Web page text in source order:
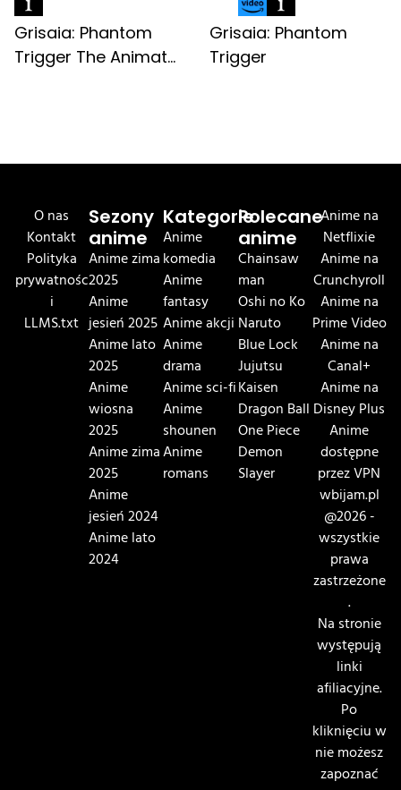
Grisaia: Phantom
Trigger The Animat...
Grisaia: Phantom
Trigger
O nas
Kontakt
Polityka
prywatnośc
i
LLMS.txt
Sezony
anime
Anime zima
2025
Anime
jesień 2025
Anime lato
2025
Anime
wiosna
2025
Anime zima
2025
Anime
jesień 2024
Anime lato
2024
Kategorie
Anime
komedia
Anime
fantasy
Anime akcji
Anime
drama
Anime sci-fi
Anime
shounen
Anime
romans
Polecane
anime
Chainsaw
man
Oshi no Ko
Naruto
Blue Lock
Jujutsu
Kaisen
Dragon Ball
One Piece
Demon
Slayer
Anime na
Netflixie
Anime na
Crunchyroll
Anime na
Prime Video
Anime na
Canal+
Anime na
Disney Plus
Anime
dostępne
przez VPN
wbijam.pl
@2026 -
wszystkie
prawa
zastrzeżone
.
Na stronie
występują
linki
afiliacyjne.
Po
kliknięciu w
nie możesz
zapoznać